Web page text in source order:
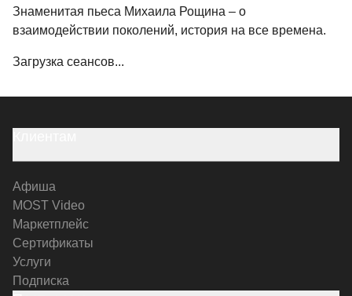
Знаменитая пьеса Михаила Рощина – о
взаимодействии поколений, история на все времена.
Загрузка сеансов...
Афиша
MOST Video
Маркетплейс
Сертификаты
Услуги
Подписка